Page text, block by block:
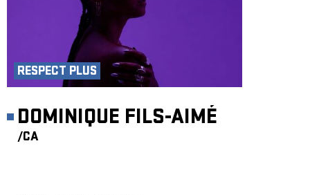
RESPECT PLUS
DOMINIQUE FILS-AIMÉ
/CA